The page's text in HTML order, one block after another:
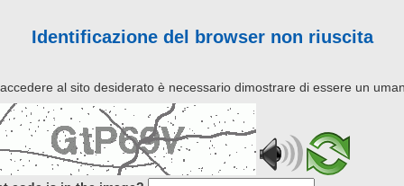
Identificazione del browser non riuscita
al sito desiderato è necessario dimostrare di essere un